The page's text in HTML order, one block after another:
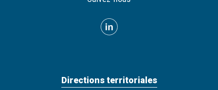
Directions territoriales